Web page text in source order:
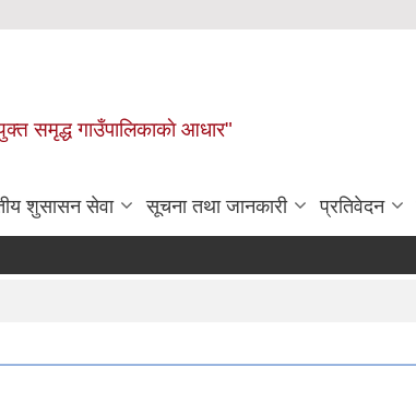
समृद्ध गाउँपालिकाकाे आधार"
शुसासन सेवा सूचना तथा जानकारी प्रतिवेदन